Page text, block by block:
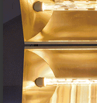
Azkuna
quinta edición
bienal de
13 MAYO 2025